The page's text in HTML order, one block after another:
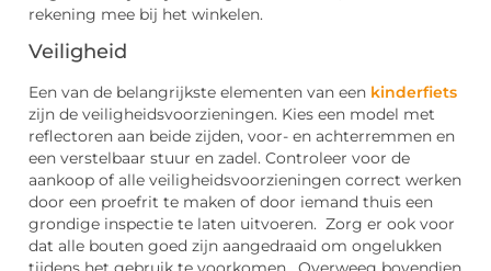
rekening mee bij het winkelen.
Veiligheid
Een van de belangrijkste elementen van een kinderfiets
zijn de veiligheidsvoorzieningen. Kies een model met
reflectoren aan beide zijden, voor- en achterremmen en
een verstelbaar stuur en zadel. Controleer voor de
aankoop of alle veiligheidsvoorzieningen correct werken
door een proefrit te maken of door iemand thuis een
grondige inspectie te laten uitvoeren. Zorg er ook voor
dat alle bouten goed zijn aangedraaid om ongelukken